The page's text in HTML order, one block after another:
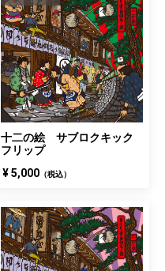
十二の絵 サブロクキック
フリップ
¥ 5,000 （税込）